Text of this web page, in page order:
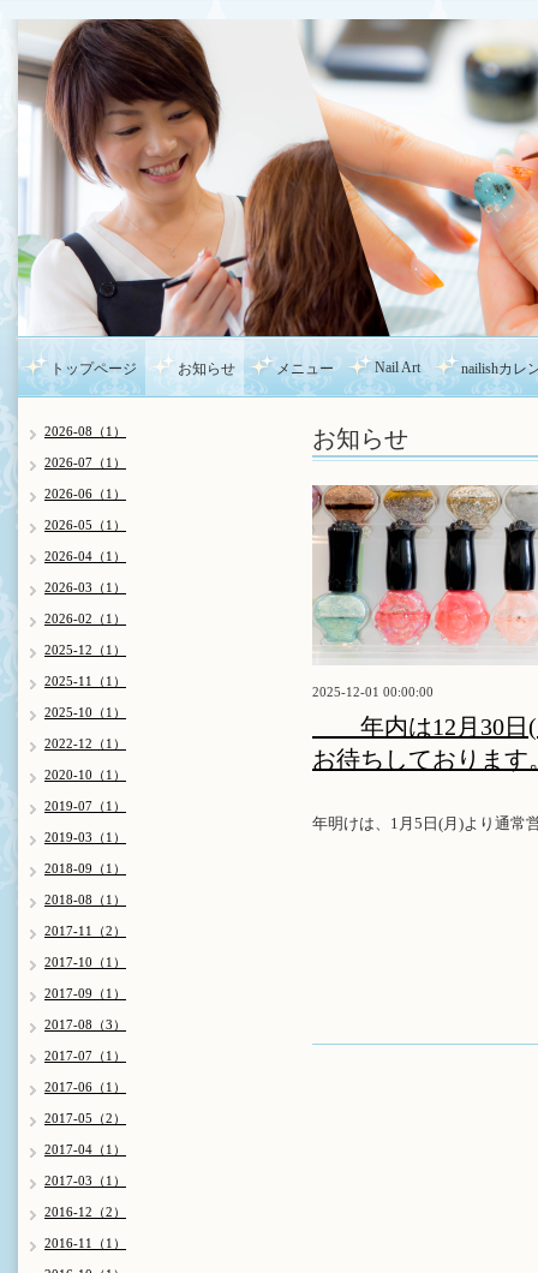
トップページ お知らせ メニュー Nail Art nailishカレ
お知らせ
2025-12-01 00:00:00
年内は12月30日(
お待ちしております
年明けは、1月5日(月)より通常
2026-08（1）
2026-07（1）
2026-06（1）
2026-05（1）
2026-04（1）
2026-03（1）
2026-02（1）
2025-12（1）
2025-11（1）
2025-10（1）
2022-12（1）
2020-10（1）
2019-07（1）
2019-03（1）
2018-09（1）
2018-08（1）
2017-11（2）
2017-10（1）
2017-09（1）
2017-08（3）
2017-07（1）
2017-06（1）
2017-05（2）
2017-04（1）
2017-03（1）
2016-12（2）
2016-11（1）